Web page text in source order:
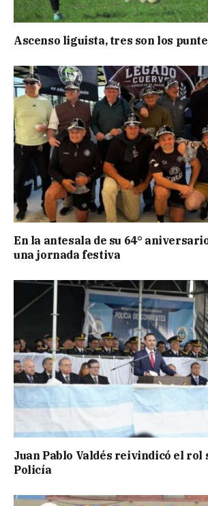
Ascenso liguista, tres son los
En la antesala de su 64°
una jornada festiva
Juan Pablo Valdés reivindicó el rol
Policía